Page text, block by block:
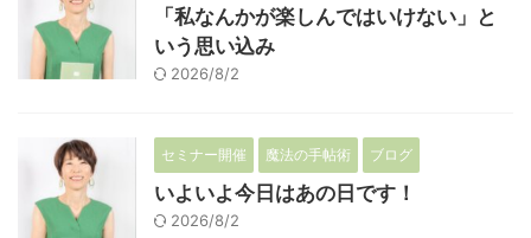
「私なんかが楽しんではいけない」と
いう思い込み
2026/8/2
セミナー開催 魔法の手帖術 ブログ
いよいよ今日はあの日です！
2026/8/2